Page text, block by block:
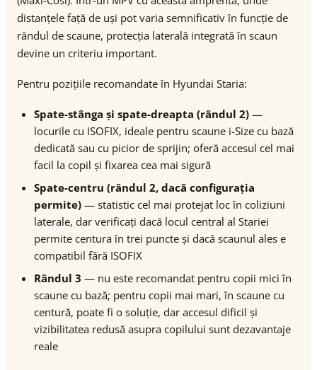
distanțele față de uși pot varia semnificativ în funcție de
rândul de scaune, protecția laterală integrată în scaun
devine un criteriu important.
Pentru pozițiile recomandate în Hyundai Staria:
Spate-stânga și spate-dreapta (rândul 2) —
locurile cu ISOFIX, ideale pentru scaune i-Size cu bază
dedicată sau cu picior de sprijin; oferă accesul cel mai
facil la copil și fixarea cea mai sigură
Spate-centru (rândul 2, dacă configurația
permite) — statistic cel mai protejat loc în coliziuni
laterale, dar verificați dacă locul central al Stariei
permite centura în trei puncte și dacă scaunul ales e
compatibil fără ISOFIX
Rândul 3 — nu este recomandat pentru copii mici în
scaune cu bază; pentru copii mai mari, în scaune cu
centură, poate fi o soluție, dar accesul dificil și
vizibilitatea redusă asupra copilului sunt dezavantaje
reale